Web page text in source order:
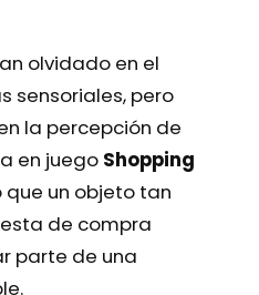
olvidado en el
sensoriales, pero
la percepción de
en juego Shopping
un objeto tan
de compra
parte de una